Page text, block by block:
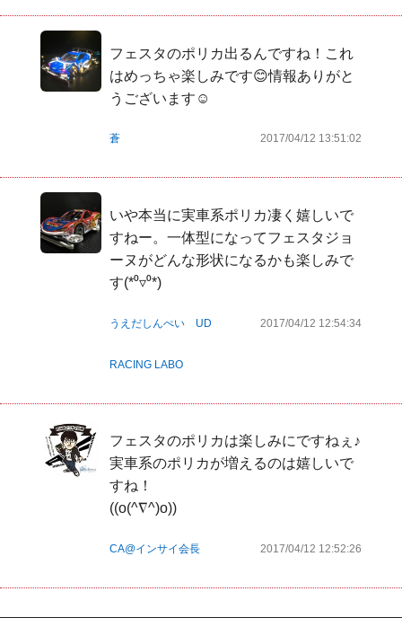
フェスタのポリカ出るんですね！これ
はめっちゃ楽しみです😊情報ありがと
うございます☺️
蒼 2017/04/12 13:51:02
いや本当に実車系ポリカ凄く嬉しいで
すねー。一体型になってフェスタジョ
ーヌがどんな形状になるかも楽しみで
す(*⁰▿⁰*)
うえだしんぺい UD
RACING LABO
2017/04/12 12:54:34
フェスタのポリカは楽しみにですねぇ♪
実車系のポリカが増えるのは嬉しいで
すね！
((o(^∇^)o))
CA@インサイ会長 2017/04/12 12:52:26